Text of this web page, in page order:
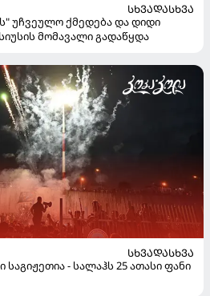
ᲡᲮᲕᲐᲓᲐᲡᲮᲕᲐ
უჩვეულო ქმედება და დიდი
მომავალი გადაწყდა
ᲡᲮᲕᲐᲓᲐᲡᲮᲕᲐ
საგიჟეთია - სალაჰს 25 ათასი ფანი